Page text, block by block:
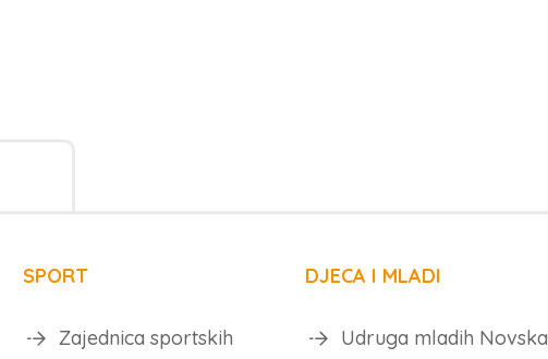
SPORT
Zajednica sportskih
DJECA I MLADI
Udruga mladih Novska